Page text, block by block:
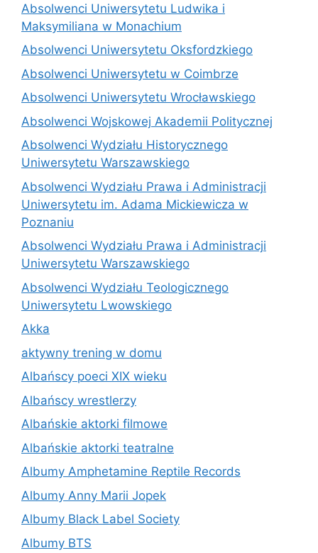
Absolwenci Uniwersytetu Ludwika i
Maksymiliana w Monachium
Absolwenci Uniwersytetu Oksfordzkiego
Absolwenci Uniwersytetu w Coimbrze
Absolwenci Uniwersytetu Wrocławskiego
Absolwenci Wojskowej Akademii Politycznej
Absolwenci Wydziału Historycznego
Uniwersytetu Warszawskiego
Absolwenci Wydziału Prawa i Administracji
Uniwersytetu im. Adama Mickiewicza w
Poznaniu
Absolwenci Wydziału Prawa i Administracji
Uniwersytetu Warszawskiego
Absolwenci Wydziału Teologicznego
Uniwersytetu Lwowskiego
Akka
aktywny trening w domu
Albańscy poeci XIX wieku
Albańscy wrestlerzy
Albańskie aktorki filmowe
Albańskie aktorki teatralne
Albumy Amphetamine Reptile Records
Albumy Anny Marii Jopek
Albumy Black Label Society
Albumy BTS